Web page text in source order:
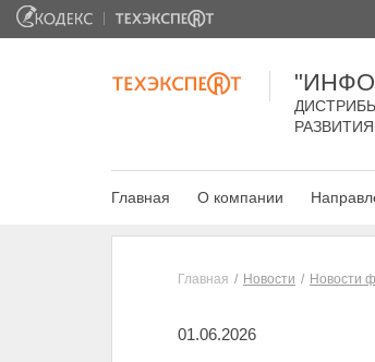
Главная О компании
Главная Новости Новости
01.06.2026